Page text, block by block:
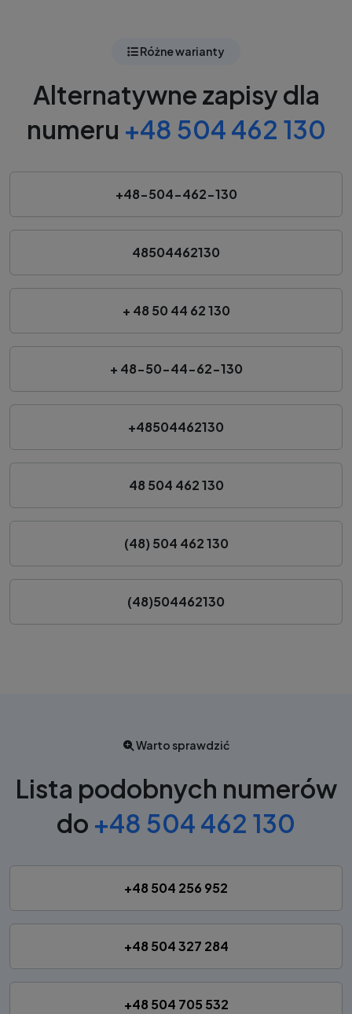
Różne warianty
Alternatywne zapisy dla
numeru +48 504 462 130
+48-504-462-130
48504462130
+ 48 50 44 62 130
+ 48-50-44-62-130
+48504462130
48 504 462 130
(48) 504 462 130
(48)504462130
Warto sprawdzić
Lista podobnych numerów
do +48 504 462 130
+48 504 256 952
+48 504 327 284
+48 504 705 532